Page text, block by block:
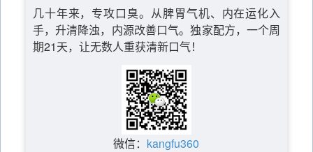
几十年来，专攻口臭。从脾胃气机、内在运化入
手，升清降浊，内源改善口气。独家配方，一个周
期21天，让无数人重获清新口气！
微信： kangfu360